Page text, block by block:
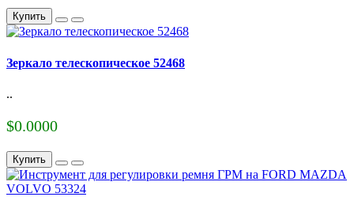
Купить
Зеркало телескопическое 52468
..
$0.0000
Купить